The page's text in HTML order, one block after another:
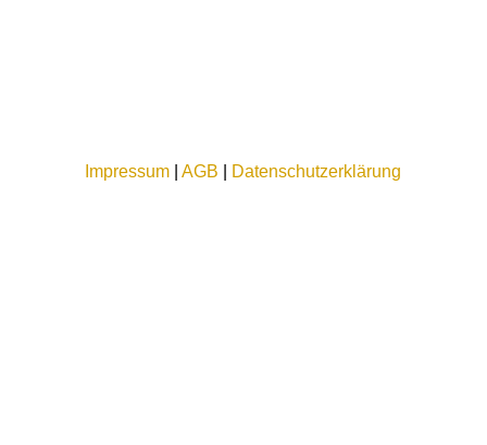
Impressum |AGB Datenschutzerklärung